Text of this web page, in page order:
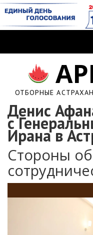
ОТБОРНЫЕ
Денис
с
Ирана в
Стороны